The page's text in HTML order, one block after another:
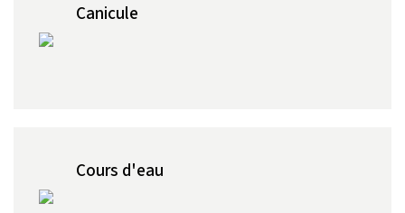
Canicule
Cours d'eau